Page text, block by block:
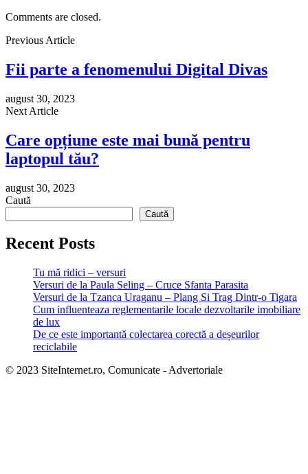
Comments are closed.
Previous Article
Fii parte a fenomenului Digital Divas
august 30, 2023
Next Article
Care opțiune este mai bună pentru
laptopul tău?
august 30, 2023
Caută
Caută
Recent Posts
Tu mă ridici – versuri
Versuri de la Paula Seling – Cruce Sfanta Parasita
Versuri de la Tzanca Uraganu – Plang Si Trag Dintr-o Tigara
Cum influenteaza reglementarile locale dezvoltarile imobiliare
de lux
De ce este importantă colectarea corectă a deșeurilor
reciclabile
© 2023 SiteInternet.ro, Comunicate - Advertoriale